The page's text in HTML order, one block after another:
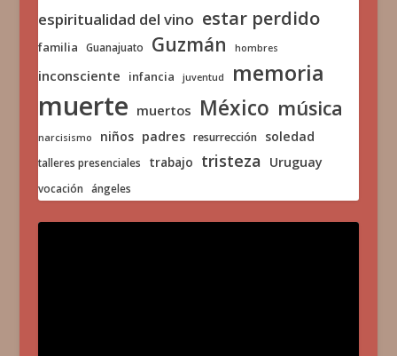
espiritualidad del vino estar perdido
familia Guanajuato Guzmán hombres
inconsciente infancia juventud memoria
muerte muertos México música
narcisismo niños padres resurrección soledad
talleres presenciales trabajo tristeza Uruguay
vocación ángeles